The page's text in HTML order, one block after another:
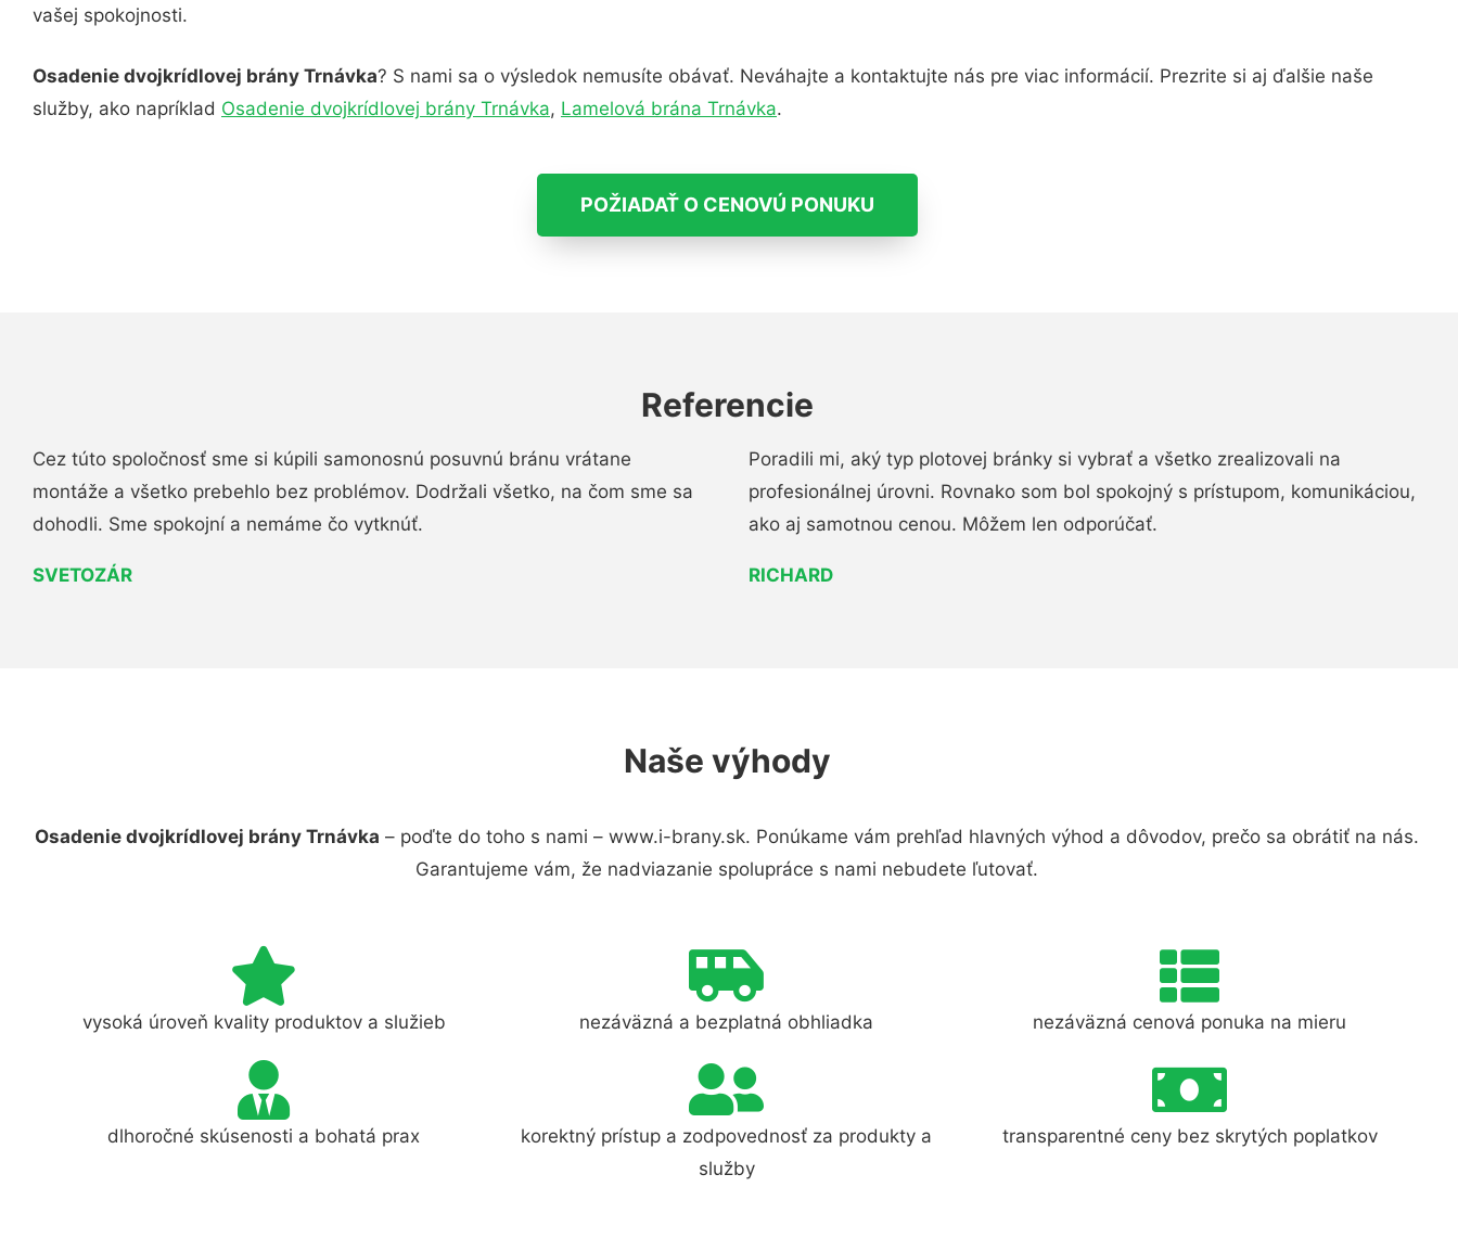
vašej spokojnosti.
Osadenie dvojkrídlovej brány Trnávka? S nami sa o výsledok nemusíte obávať. Neváhajte a kontaktujte nás pre viac informácií. Prezrite si aj ďalšie naše
služby, ako napríklad Osadenie dvojkrídlovej brány Trnávka, Lamelová brána Trnávka.
POŽIADAŤ O CENOVÚ PONUKU
Referencie
Cez túto spoločnosť sme si kúpili samonosnú posuvnú bránu vrátane
montáže a všetko prebehlo bez problémov. Dodržali všetko, na čom sme sa
dohodli. Sme spokojní a nemáme čo vytknúť.
SVETOZÁR
Poradili mi, aký typ plotovej bránky si vybrať a všetko zrealizovali na
profesionálnej úrovni. Rovnako som bol spokojný s prístupom, komunikáciou,
ako aj samotnou cenou. Môžem len odporúčať.
RICHARD
Naše výhody
Osadenie dvojkrídlovej brány Trnávka – poďte do toho s nami – www.i-brany.sk. Ponúkame vám prehľad hlavných výhod a dôvodov, prečo sa obrátiť na nás.
Garantujeme vám, že nadviazanie spolupráce s nami nebudete ľutovať.
vysoká úroveň kvality produktov a služieb nezáväzná a bezplatná obhliadka nezáväzná cenová ponuka na mieru
dlhoročné skúsenosti a bohatá prax
korektný prístup a zodpovednosť za produkty a
služby
transparentné ceny bez skrytých poplatkov